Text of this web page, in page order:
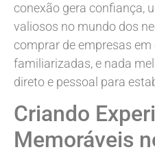
conexão gera confiança,
valiosos no mundo dos
comprar de empresas
familiarizadas, e nada
direto e pessoal para
Criando
Memoráveis